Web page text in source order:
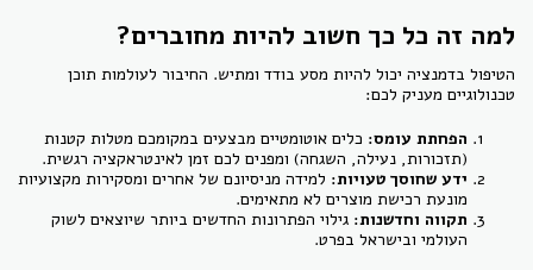
למה זה כל כך חשוב להיות מחוברים?
הטיפול בדמנציה יכול להיות מסע בודד ומתיש. החיבור לעולמות תוכן
טכנולוגיים מעניק לכם:
הפחתת עומס: כלים אוטומטיים מבצעים במקומכם מטלות קטנות
(תזכורות, נעילה, השגחה) ומפנים לכם זמן לאינטראקציה רגשית.
ידע שחוסך טעויות: למידה מניסיונם של אחרים ומסקירות מקצועיות
מונעת רכישת מוצרים לא מתאימים.
תקווה וחדשנות: גילוי הפתרונות החדשים ביותר שיוצאים לשוק
העולמי ובישראל בפרט.